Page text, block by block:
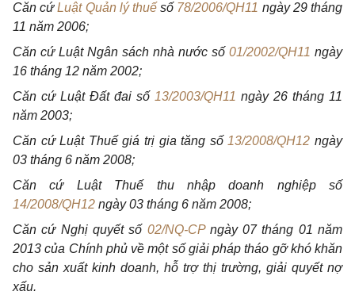
Căn cứLuật Quản lý thuế số 78/2006/QH11 ngày 29 tháng
11 năm 2006;
Căn cứ Luật Ngân sách nhà nước số 01/2002/QH11 ngày
16 tháng 12 năm 2002;
Căn cứ Luật Đất đai số 13/2003/QH11 ngày 26 tháng 11
năm 2003;
Căn cứ Luật Thuế giá trị gia tăng số 13/2008/QH12 ngày
03 tháng 6 năm 2008;
Căn cứ Luật Thuế thu nhập doanh nghiệp số
14/2008/QH12 ngày 03 tháng 6 năm 2008;
Căn cứ Nghị quyết số 02/NQ-CPngày 07 tháng 01 năm
2013 của Chính phủ về một số giải pháp tháo gỡ khó khăn
cho sản xuất kinh doanh, hỗ trợ thị trường, giải quyết nợ
xấu.